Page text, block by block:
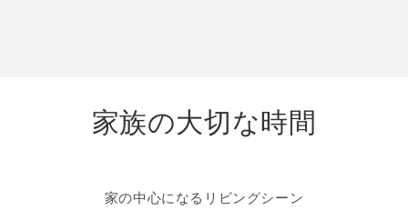
家族の大切な時間
家の中心になるリビングシーン